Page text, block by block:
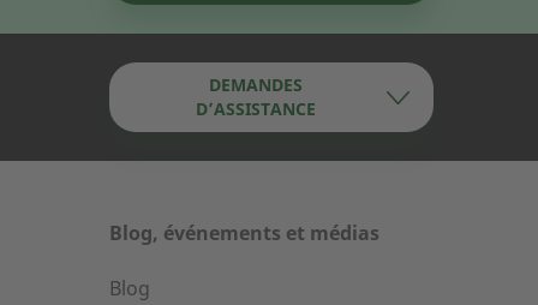
DEMANDES
D’ASSISTANCE
Blog, événements et médias
Blog